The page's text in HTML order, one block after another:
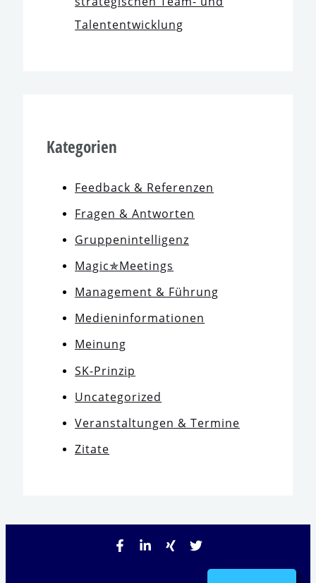
Talententwicklung
Kategorien
Feedback & Referenzen
Fragen & Antworten
Gruppenintelligenz
Magic✯Meetings
Management & Führung
Medieninformationen
Meinung
SK-Prinzip
Uncategorized
Veranstaltungen & Termine
Zitate